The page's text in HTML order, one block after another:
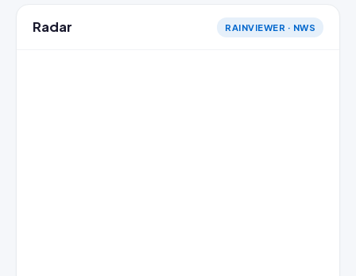
Radar RAINVIEWER · NWS